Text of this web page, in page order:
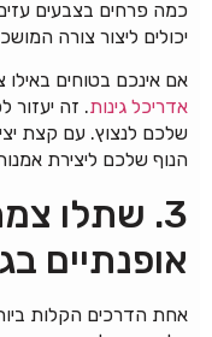
כמה פרחים בצבעים
יכולים ליצור צורה
אם אינכם בטוחים
אדריכל גינות. זה יעזור
שלכם לנצוץ. עם קצת
הנוף שלכם ליצירת
3. שתלו
אופנתיים
אחת הדרכים הקלות